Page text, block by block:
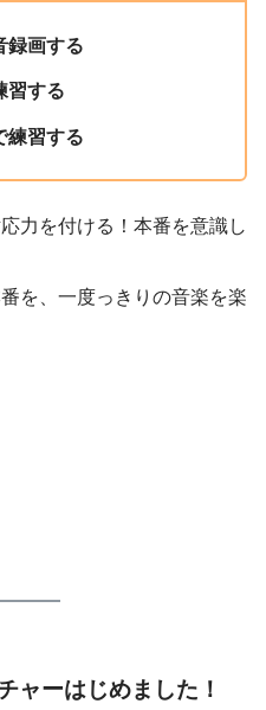
録画する
習する
練習する
力を付ける！本番を意識し
を、一度っきりの音楽を楽
ャーはじめました！